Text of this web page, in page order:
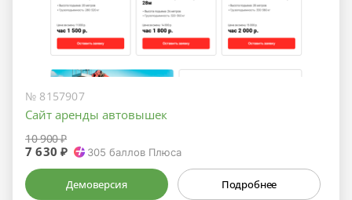
№ 8157907
Сайт аренды автовышек
10 900 ₽
7 630 ₽ 305 баллов Плюса
Демоверсия Подробнее